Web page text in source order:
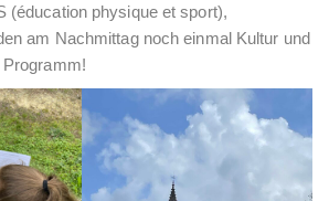
(éducation physique et sport),
am Nachmittag noch einmal Kultur und